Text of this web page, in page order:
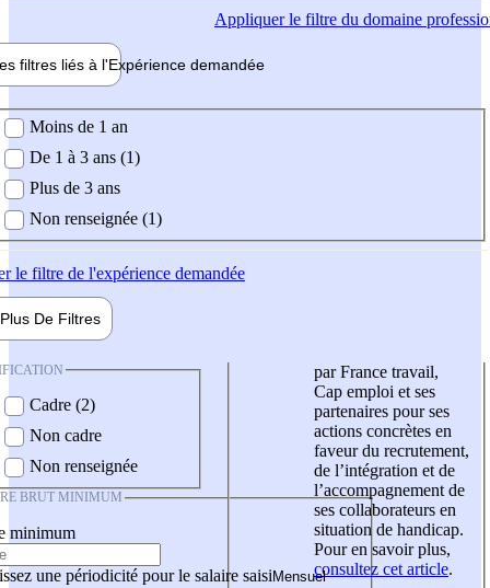
Appliquerle filtre du domaine
filtres liés à l'Expérience demandée
demandée
Moins de 1 an
De 1 à 3 ans (1)
Plus de 3 ans
Non renseignée (1)
le filtre de l'expérience demandée
Plus De Filtres
Cadre (2)
Non cadre
Non renseignée
BRUT MINIMUM
minimum
une périodicité pour le salaire saisi
par France travail,
Cap emploi et ses
partenaires pour ses
actions concrètes en
faveur du recrutement,
de l’intégration et de
l’accompagnement de
ses collaborateurs en
situation de handicap.
Pour en savoir plus,
consultez cet article.